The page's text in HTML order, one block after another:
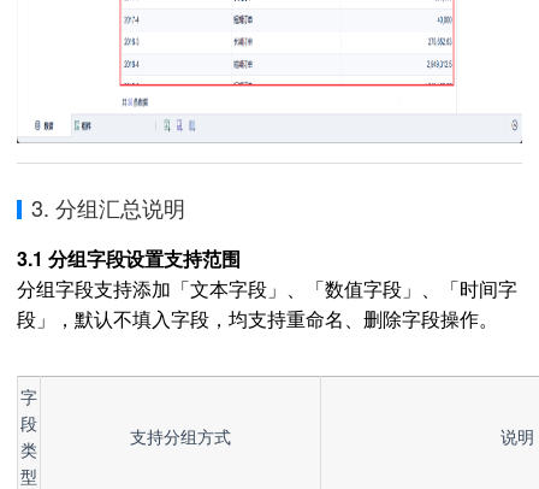
3. 分组汇总说明
3.1 分组字段设置支持范围
分组字段支持添加「文本字段」、「数值字段」、「时间字
段」，默认不填入字段，均支持重命名、删除字段操作。
字
段
类
型
支持分组方式 说明